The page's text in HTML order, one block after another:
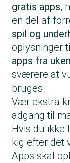
gratis apps,
en del af
spil og
oplysninger
apps fra
sværere at
bruges
Vær ekstra
adgang til
Hvis du
kig efter det
Apps skal